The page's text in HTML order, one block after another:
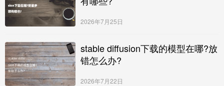
2026年7月25日
stable diffusion下载的模型在哪?放
错怎么办?
2026年7月22日